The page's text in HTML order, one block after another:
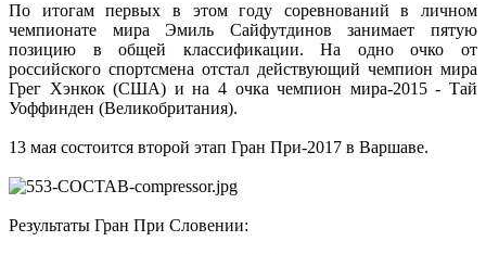
По итогам первых в этом году соревнований в личном
чемпионате мира Эмиль Сайфутдинов занимает пятую
позицию в общей классификации. На одно очко от
российского спортсмена отстал действующий чемпион мира
Грег Хэнкок (США) и на 4 очка чемпион мира-2015 - Тай
Уоффинден (Великобритания).
13 мая состоится второй этап Гран При-2017 в Варшаве.
Результаты Гран При Словении: